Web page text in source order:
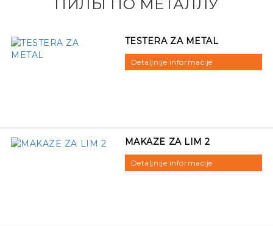
ПИЛЫ ПО МЕТАЛЛУ
TESTERA ZA METAL
Detaljnije informacije
MAKAZE ZA LIM 2
Detaljnije informacije